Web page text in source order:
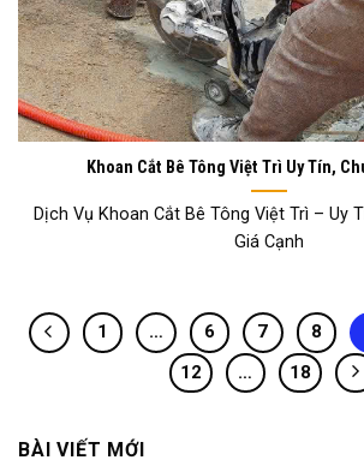
Khoan Cắt Bê Tông Việt Trì Uy Tín,
Dịch Vụ Khoan Cắt Bê Tông Việt Trì – Uy
Giá Cạnh
1 … 6 7 8
12
… 18
BÀI VIẾT MỚI